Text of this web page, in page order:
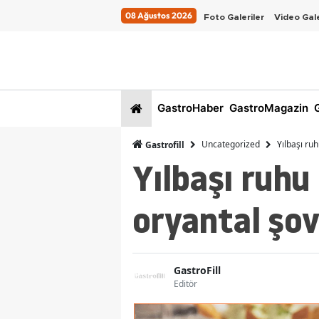
08 Ağustos 2026 Foto Galeriler Video
GastroHaber GastroMagazin
Gastrofill Uncategorized Yılbaşı
Yılbaşı
oryantal
GastroFill
Editör